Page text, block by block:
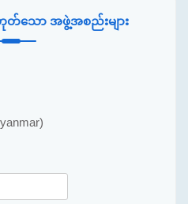
သော အဖွဲ့အစည်းများ